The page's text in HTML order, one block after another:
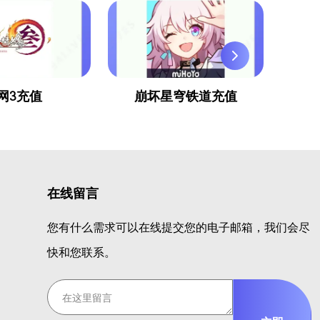
3充值 崩坏星穹铁道充值
在线留言
您有什么需求可以在线提交您的电子邮箱，我们会尽
快和您联系。